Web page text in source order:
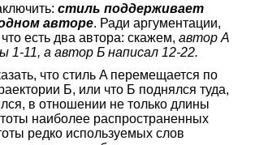
стиль поддерживает
авторе. Ради аргументации,
есть два автора: скажем, автор A
1-11, а автор Б написал 12-22.
что стиль A перемещается по
Б, или что Б поднялся туда,
в отношении не только длины
наиболее распространенных
редко используемых слов